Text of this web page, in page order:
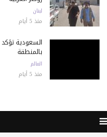
لبنان
منذ 5 أيام
السعودية
بالمنطقة
العالم
منذ 5 أيام